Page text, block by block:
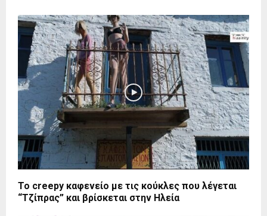
Το creepy καφενείο με τις κούκλες που λέγεται
“Τζίπρας” και βρίσκεται στην Ηλεία